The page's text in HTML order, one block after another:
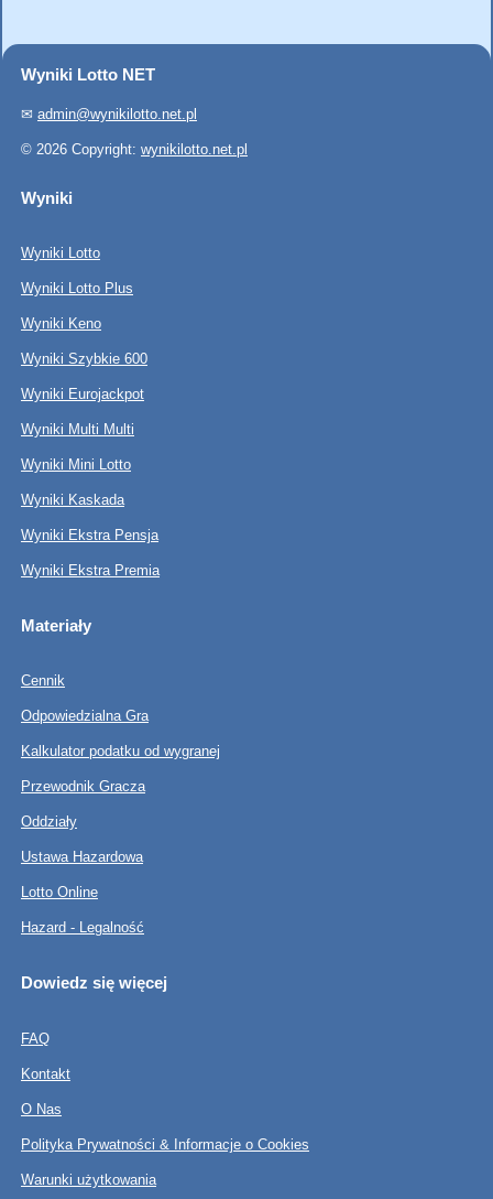
Wyniki Lotto NET
✉ admin@wynikilotto.net.pl
© 2026 Copyright: wynikilotto.net.pl
Wyniki
Wyniki Lotto
Wyniki Lotto Plus
Wyniki Keno
Wyniki Szybkie 600
Wyniki Eurojackpot
Wyniki Multi Multi
Wyniki Mini Lotto
Wyniki Kaskada
Wyniki Ekstra Pensja
Wyniki Ekstra Premia
Materiały
Cennik
Odpowiedzialna Gra
Kalkulator podatku od wygranej
Przewodnik Gracza
Oddziały
Ustawa Hazardowa
Lotto Online
Hazard - Legalność
Dowiedz się więcej
FAQ
Kontakt
O Nas
Polityka Prywatności & Informacje o Cookies
Warunki użytkowania